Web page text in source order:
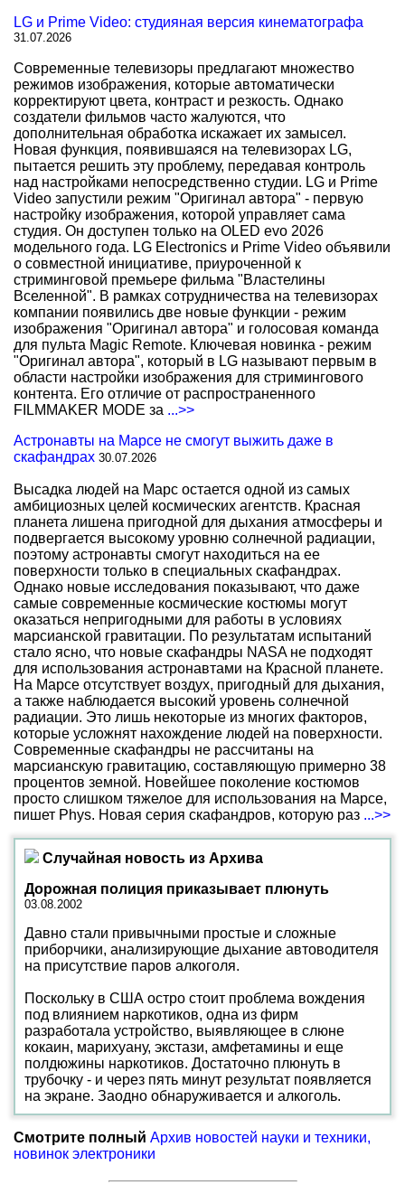
LG и Prime Video: студияная версия кинематографа
31.07.2026
Современные телевизоры предлагают множество
режимов изображения, которые автоматически
корректируют цвета, контраст и резкость. Однако
создатели фильмов часто жалуются, что
дополнительная обработка искажает их замысел.
Новая функция, появившаяся на телевизорах LG,
пытается решить эту проблему, передавая контроль
над настройками непосредственно студии. LG и Prime
Video запустили режим "Оригинал автора" - первую
настройку изображения, которой управляет сама
студия. Он доступен только на OLED evo 2026
модельного года. LG Electronics и Prime Video объявили
о совместной инициативе, приуроченной к
стриминговой премьере фильма "Властелины
Вселенной". В рамках сотрудничества на телевизорах
компании появились две новые функции - режим
изображения "Оригинал автора" и голосовая команда
для пульта Magic Remote. Ключевая новинка - режим
"Оригинал автора", который в LG называют первым в
области настройки изображения для стримингового
контента. Его отличие от распространенного
FILMMAKER MODE за ...>>
Астронавты на Марсе не смогут выжить даже в
скафандрах 30.07.2026
Высадка людей на Марс остается одной из самых
амбициозных целей космических агентств. Красная
планета лишена пригодной для дыхания атмосферы и
подвергается высокому уровню солнечной радиации,
поэтому астронавты смогут находиться на ее
поверхности только в специальных скафандрах.
Однако новые исследования показывают, что даже
самые современные космические костюмы могут
оказаться непригодными для работы в условиях
марсианской гравитации. По результатам испытаний
стало ясно, что новые скафандры NASA не подходят
для использования астронавтами на Красной планете.
На Марсе отсутствует воздух, пригодный для дыхания,
а также наблюдается высокий уровень солнечной
радиации. Это лишь некоторые из многих факторов,
которые усложнят нахождение людей на поверхности.
Современные скафандры не рассчитаны на
марсианскую гравитацию, составляющую примерно 38
процентов земной. Новейшее поколение костюмов
просто слишком тяжелое для использования на Марсе,
пишет Phys. Новая серия скафандров, которую раз ...>>
Случайная новость из Архива
Дорожная полиция приказывает плюнуть
03.08.2002
Давно стали привычными простые и сложные
приборчики, анализирующие дыхание автоводителя
на присутствие паров алкоголя.
Поскольку в США остро стоит проблема вождения
под влиянием наркотиков, одна из фирм
разработала устройство, выявляющее в слюне
кокаин, марихуану, экстази, амфетамины и еще
полдюжины наркотиков. Достаточно плюнуть в
трубочку - и через пять минут результат появляется
на экране. Заодно обнаруживается и алкоголь.
Смотрите полный Архив новостей науки и техники,
новинок электроники